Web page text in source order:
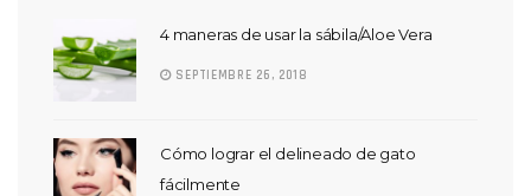
4 maneras de usar la sábila/Aloe Vera
SEPTIEMBRE 26, 2018
Cómo lograr el delineado de gato
fácilmente